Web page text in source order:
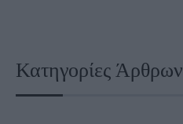
Κατηγορίες Άρθρων